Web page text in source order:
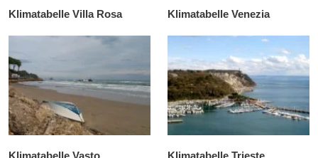
Klimatabelle Villa Rosa Klimatabelle Venezia
Klimatabelle Vasto Klimatabelle Trieste